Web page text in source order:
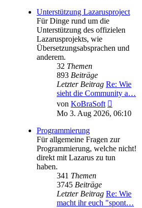
Unterstützung Lazarusproject
Für Dinge rund um die
Unterstützung des offizielen
Lazarusprojekts, wie
Übersetzungsabsprachen und
anderem.
32 Themen
893 Beiträge
Letzter Beitrag Re: Wie
sieht die Community a…
von KoBraSoft
Beitrag
Mo 3. Aug 2026, 06:10
Programmierung
Für allgemeine Fragen zur
Programmierung, welche nicht!
direkt mit Lazarus zu tun
haben.
341 Themen
3745 Beiträge
Letzter Beitrag Re: Wie
macht ihr euch "spont…